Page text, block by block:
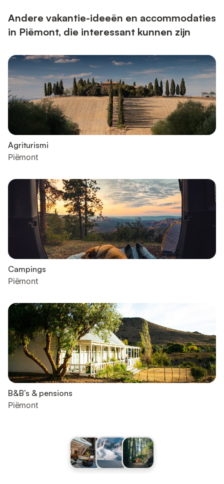
badkamer met een douche en wastaf...
Andere vakantie-ideeën en accommodaties
in Piëmont, die interessant kunnen zijn
Agriturismi
Piëmont
Campings
Piëmont
B&B’s & pensions
Piëmont